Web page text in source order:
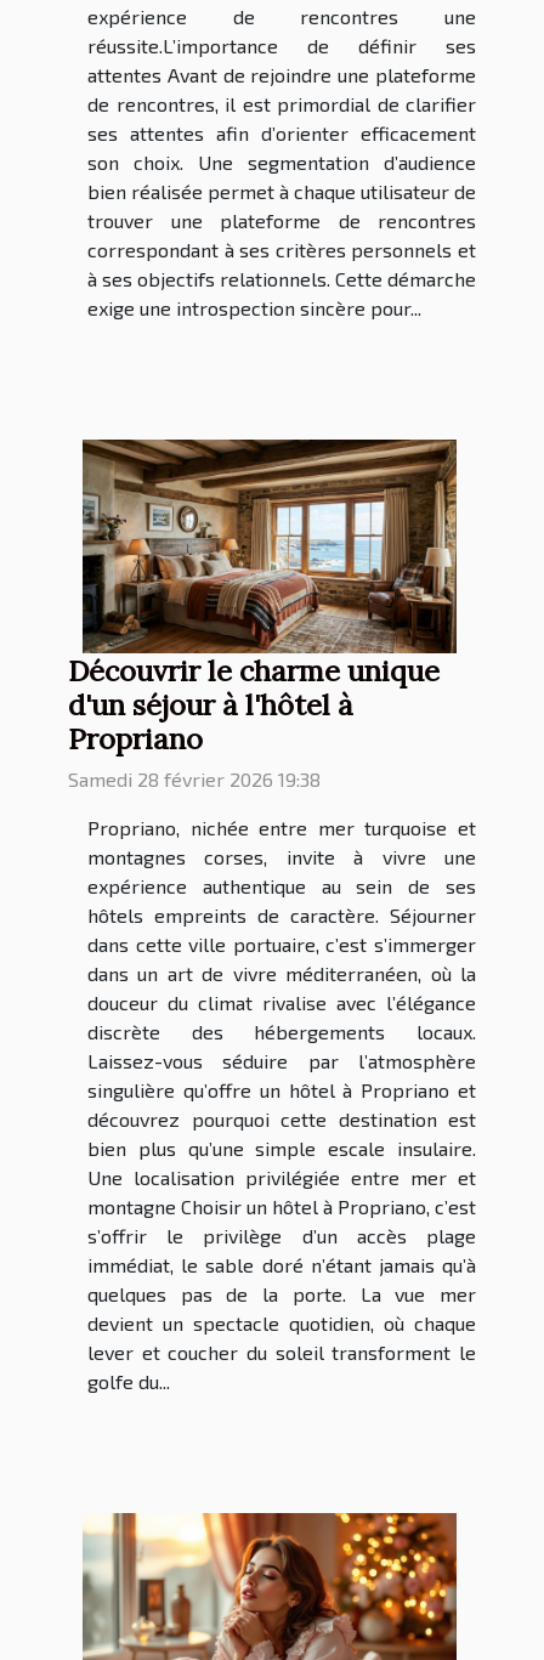
expérience de rencontres une
réussite.L’importance de définir ses
attentes Avant de rejoindre une plateforme
de rencontres, il est primordial de clarifier
ses attentes afin d’orienter efficacement
son choix. Une segmentation d’audience
bien réalisée permet à chaque utilisateur de
trouver une plateforme de rencontres
correspondant à ses critères personnels et
à ses objectifs relationnels. Cette démarche
exige une introspection sincère pour...
Découvrir le charme unique
d'un séjour à l'hôtel à
Propriano
Samedi 28 février 2026 19:38
Propriano, nichée entre mer turquoise et
montagnes corses, invite à vivre une
expérience authentique au sein de ses
hôtels empreints de caractère. Séjourner
dans cette ville portuaire, c’est s’immerger
dans un art de vivre méditerranéen, où la
douceur du climat rivalise avec l’élégance
discrète des hébergements locaux.
Laissez-vous séduire par l’atmosphère
singulière qu’offre un hôtel à Propriano et
découvrez pourquoi cette destination est
bien plus qu’une simple escale insulaire.
Une localisation privilégiée entre mer et
montagne Choisir un hôtel à Propriano, c’est
s’offrir le privilège d’un accès plage
immédiat, le sable doré n’étant jamais qu’à
quelques pas de la porte. La vue mer
devient un spectacle quotidien, où chaque
lever et coucher du soleil transforment le
golfe du...